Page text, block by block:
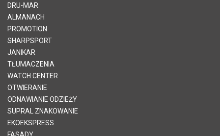
DRU-MAR
ALMANACH
PROMOTION
SHARPSPORT
JANIKAR
TŁUMACZENIA
WATCH CENTER
OTWIERANIE
ODNAWIANIE ODZIEŻY
SUPRAL ZNAKOWANIE
EKOEKSPRESS
FASADY